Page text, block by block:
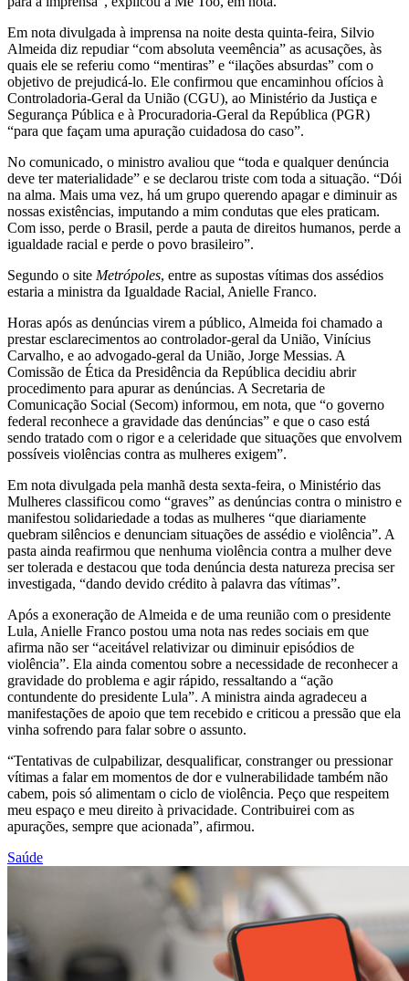
Em nota divulgada à imprensa na noite desta quinta-feira, Silvio
Almeida diz repudiar “com absoluta veemência” as acusações, às
quais ele se referiu como “mentiras” e “ilações absurdas” com o
objetivo de prejudicá-lo. Ele confirmou que encaminhou ofícios à
Controladoria-Geral da União (CGU), ao Ministério da Justiça e
Segurança Pública e à Procuradoria-Geral da República (PGR)
“para que façam uma apuração cuidadosa do caso”.
No comunicado, o ministro avaliou que “toda e qualquer denúncia
deve ter materialidade” e se declarou triste com toda a situação. “Dói
na alma. Mais uma vez, há um grupo querendo apagar e diminuir as
nossas existências, imputando a mim condutas que eles praticam.
Com isso, perde o Brasil, perde a pauta de direitos humanos, perde a
igualdade racial e perde o povo brasileiro”.
Segundo o site Metrópoles, entre as supostas vítimas dos assédios
estaria a ministra da Igualdade Racial, Anielle Franco.
Horas após as denúncias virem a público, Almeida foi chamado a
prestar esclarecimentos ao controlador-geral da União, Vinícius
Carvalho, e ao advogado-geral da União, Jorge Messias. A
Comissão de Ética da Presidência da República decidiu abrir
procedimento para apurar as denúncias. A Secretaria de
Comunicação Social (Secom) informou, em nota, que “o governo
federal reconhece a gravidade das denúncias” e que o caso está
sendo tratado com o rigor e a celeridade que situações que envolvem
possíveis violências contra as mulheres exigem”.
Em nota divulgada pela manhã desta sexta-feira, o Ministério das
Mulheres classificou como “graves” as denúncias contra o ministro e
manifestou solidariedade a todas as mulheres “que diariamente
quebram silêncios e denunciam situações de assédio e violência”. A
pasta ainda reafirmou que nenhuma violência contra a mulher deve
ser tolerada e destacou que toda denúncia desta natureza precisa ser
investigada, “dando devido crédito à palavra das vítimas”.
Após a exoneração de Almeida e de uma reunião com o presidente
Lula, Anielle Franco postou uma nota nas redes sociais em que
afirma não ser “aceitável relativizar ou diminuir episódios de
violência”. Ela ainda comentou sobre a necessidade de reconhecer a
gravidade do problema e agir rápido, ressaltando a “ação
contundente do presidente Lula”. A ministra ainda agradeceu a
manifestações de apoio que tem recebido e criticou a pressão que ela
vinha sofrendo para falar sobre o assunto.
“Tentativas de culpabilizar, desqualificar, constranger ou pressionar
vítimas a falar em momentos de dor e vulnerabilidade também não
cabem, pois só alimentam o ciclo de violência. Peço que respeitem
meu espaço e meu direito à privacidade. Contribuirei com as
apurações, sempre que acionada”, afirmou.
Saúde